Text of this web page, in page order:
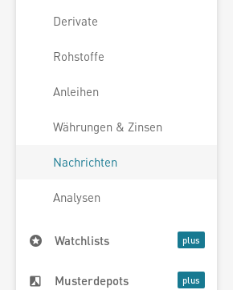
Derivate
Rohstoffe
Anleihen
Währungen & Zinsen
Nachrichten
Analysen
Watchlists
Musterdepots